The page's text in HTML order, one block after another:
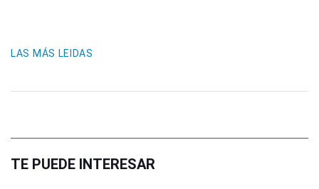
LAS MÁS LEIDAS
TE PUEDE INTERESAR